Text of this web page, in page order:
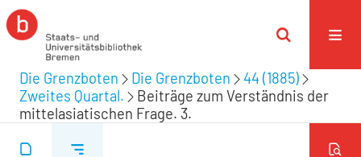
Die Grenzboten Die Grenzboten
44 (1885)
Zweites Quartal.
Beiträge zum Verständnis der
mittelasiatischen Frage. 3.